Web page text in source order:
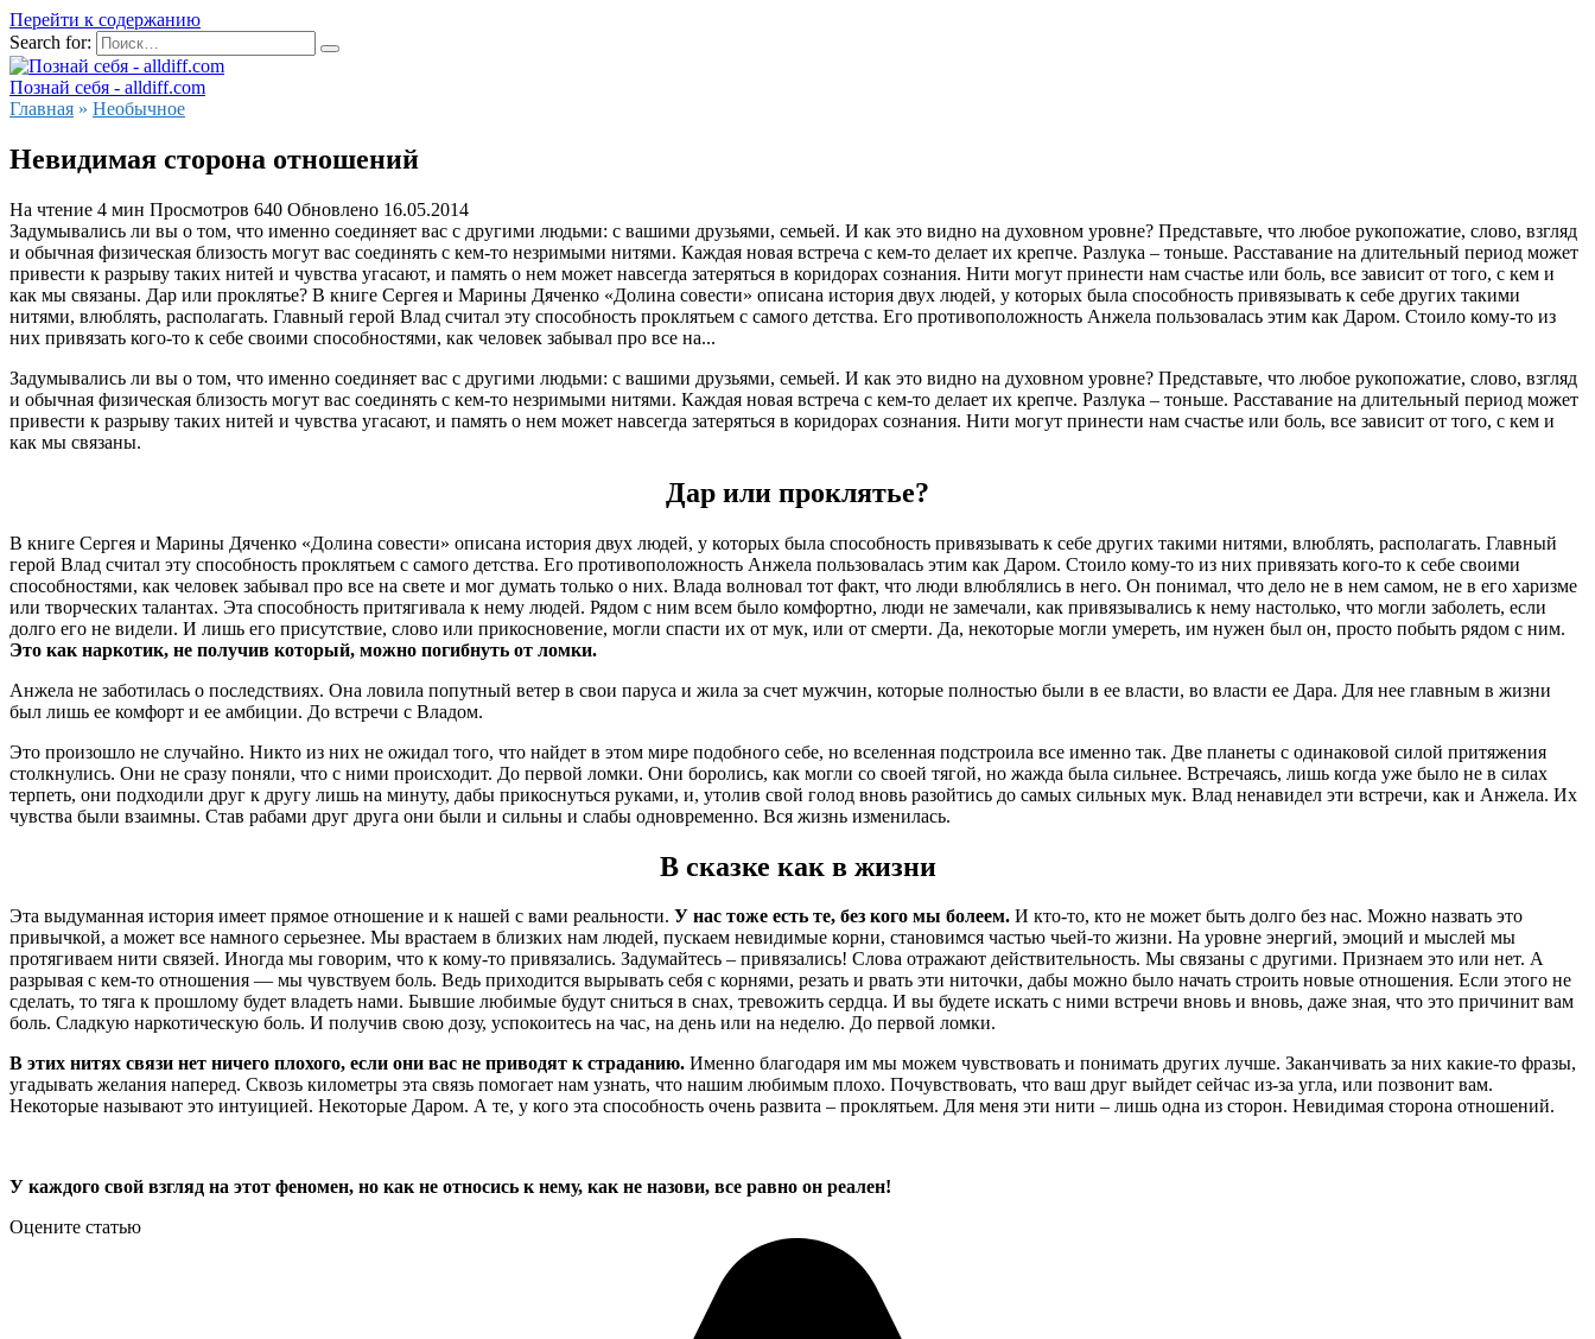
Перейти к содержанию
Search for:
Познай себя - alldiff.com
Главная » Необычное
Невидимая сторона отношений
На чтение 4 мин Просмотров 640 Обновлено 16.05.2014
Задумывались ли вы о том, что именно соединяет вас с другими людьми: с вашими друзьями, семьей. И как это видно на духовном уровне? Представьте, что любое рукопожатие, слово, взгляд
и обычная физическая близость могут вас соединять с кем-то незримыми нитями. Каждая новая встреча с кем-то делает их крепче. Разлука – тоньше. Расставание на длительный период может
привести к разрыву таких нитей и чувства угасают, и память о нем может навсегда затеряться в коридорах сознания. Нити могут принести нам счастье или боль, все зависит от того, с кем и
как мы связаны. Дар или проклятье? В книге Сергея и Марины Дяченко «Долина совести» описана история двух людей, у которых была способность привязывать к себе других такими
нитями, влюблять, располагать. Главный герой Влад считал эту способность проклятьем с самого детства. Его противоположность Анжела пользовалась этим как Даром. Стоило кому-то из
них привязать кого-то к себе своими способностями, как человек забывал про все на...
Задумывались ли вы о том, что именно соединяет вас с другими людьми: с вашими друзьями, семьей. И как это видно на духовном уровне? Представьте, что любое рукопожатие, слово, взгляд
и обычная физическая близость могут вас соединять с кем-то незримыми нитями. Каждая новая встреча с кем-то делает их крепче. Разлука – тоньше. Расставание на длительный период может
привести к разрыву таких нитей и чувства угасают, и память о нем может навсегда затеряться в коридорах сознания. Нити могут принести нам счастье или боль, все зависит от того, с кем и
как мы связаны.
Дар или проклятье?
В книге Сергея и Марины Дяченко «Долина совести» описана история двух людей, у которых была способность привязывать к себе других такими нитями, влюблять, располагать. Главный
герой Влад считал эту способность проклятьем с самого детства. Его противоположность Анжела пользовалась этим как Даром. Стоило кому-то из них привязать кого-то к себе своими
способностями, как человек забывал про все на свете и мог думать только о них. Влада волновал тот факт, что люди влюблялись в него. Он понимал, что дело не в нем самом, не в его харизме
или творческих талантах. Эта способность притягивала к нему людей. Рядом с ним всем было комфортно, люди не замечали, как привязывались к нему настолько, что могли заболеть, если
долго его не видели. И лишь его присутствие, слово или прикосновение, могли спасти их от мук, или от смерти. Да, некоторые могли умереть, им нужен был он, просто побыть рядом с ним.
Это как наркотик, не получив который, можно погибнуть от ломки.
Анжела не заботилась о последствиях. Она ловила попутный ветер в свои паруса и жила за счет мужчин, которые полностью были в ее власти, во власти ее Дара. Для нее главным в жизни
был лишь ее комфорт и ее амбиции. До встречи с Владом.
Это произошло не случайно. Никто из них не ожидал того, что найдет в этом мире подобного себе, но вселенная подстроила все именно так. Две планеты с одинаковой силой притяжения
столкнулись. Они не сразу поняли, что с ними происходит. До первой ломки. Они боролись, как могли со своей тягой, но жажда была сильнее. Встречаясь, лишь когда уже было не в силах
терпеть, они подходили друг к другу лишь на минуту, дабы прикоснуться руками, и, утолив свой голод вновь разойтись до самых сильных мук. Влад ненавидел эти встречи, как и Анжела. Их
чувства были взаимны. Став рабами друг друга они были и сильны и слабы одновременно. Вся жизнь изменилась.
В сказке как в жизни
Эта выдуманная история имеет прямое отношение и к нашей с вами реальности. У нас тоже есть те, без кого мы болеем. И кто-то, кто не может быть долго без нас. Можно назвать это
привычкой, а может все намного серьезнее. Мы врастаем в близких нам людей, пускаем невидимые корни, становимся частью чьей-то жизни. На уровне энергий, эмоций и мыслей мы
протягиваем нити связей. Иногда мы говорим, что к кому-то привязались. Задумайтесь – привязались! Слова отражают действительность. Мы связаны с другими. Признаем это или нет. А
разрывая с кем-то отношения — мы чувствуем боль. Ведь приходится вырывать себя с корнями, резать и рвать эти ниточки, дабы можно было начать строить новые отношения. Если этого не
сделать, то тяга к прошлому будет владеть нами. Бывшие любимые будут сниться в снах, тревожить сердца. И вы будете искать с ними встречи вновь и вновь, даже зная, что это причинит вам
боль. Сладкую наркотическую боль. И получив свою дозу, успокоитесь на час, на день или на неделю. До первой ломки.
В этих нитях связи нет ничего плохого, если они вас не приводят к страданию. Именно благодаря им мы можем чувствовать и понимать других лучше. Заканчивать за них какие-то фразы,
угадывать желания наперед. Сквозь километры эта связь помогает нам узнать, что нашим любимым плохо. Почувствовать, что ваш друг выйдет сейчас из-за угла, или позвонит вам.
Некоторые называют это интуицией. Некоторые Даром. А те, у кого эта способность очень развита – проклятьем. Для меня эти нити – лишь одна из сторон. Невидимая сторона отношений.
У каждого свой взгляд на этот феномен, но как не относись к нему, как не назови, все равно он реален!
Оцените статью